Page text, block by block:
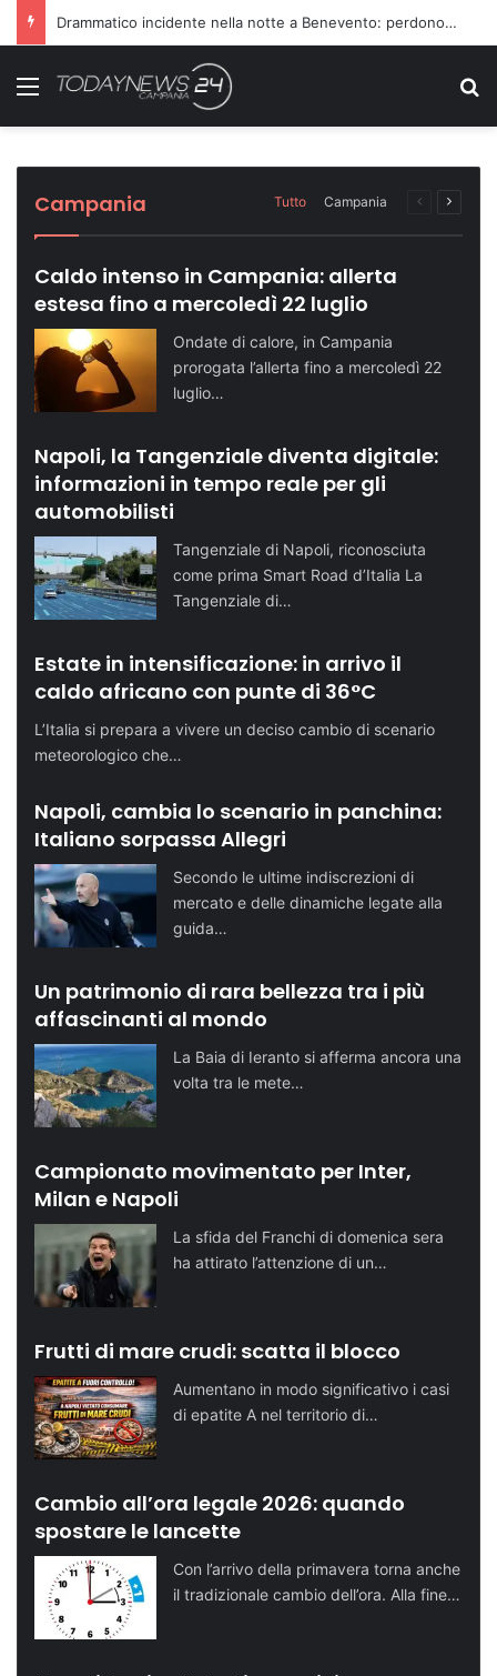
Richiesta di farmaci non accolta, scatta l’aggressione ai danni dei medici
Menu
Cronaca NA
Cronaca NA
Attualità NA
Attualità BN
Attualità SA
Campania Tutto Campania
Pagina
Caldo intenso in Campania: allerta
estesa fino a mercoledì 22 luglio
Ondate di calore, in Campania
prorogata l’allerta fino a mercoledì 22
luglio…
Napoli, la Tangenziale diventa digitale:
informazioni in tempo reale per gli
automobilisti
Tangenziale di Napoli, riconosciuta
come prima Smart Road d’Italia La
Tangenziale di…
Estate in intensificazione: in arrivo il
caldo africano con punte di 36°C
L’Italia si prepara a vivere un deciso cambio di scenario
meteorologico che…
Napoli, cambia lo scenario in panchina:
Italiano sorpassa Allegri
Secondo le ultime indiscrezioni di
mercato e delle dinamiche legate alla
guida…
Un patrimonio di rara bellezza tra i più
affascinanti al mondo
La Baia di Ieranto si afferma ancora una
volta tra le mete…
Campionato movimentato per Inter,
Milan e Napoli
La sfida del Franchi di domenica sera
ha attirato l’attenzione di un…
Frutti di mare crudi: scatta il blocco
Aumentano in modo significativo i casi
di epatite A nel territorio di…
Cambio all’ora legale 2026: quando
spostare le lancette
Con l’arrivo della primavera torna anche
il tradizionale cambio dell’ora. Alla fine…